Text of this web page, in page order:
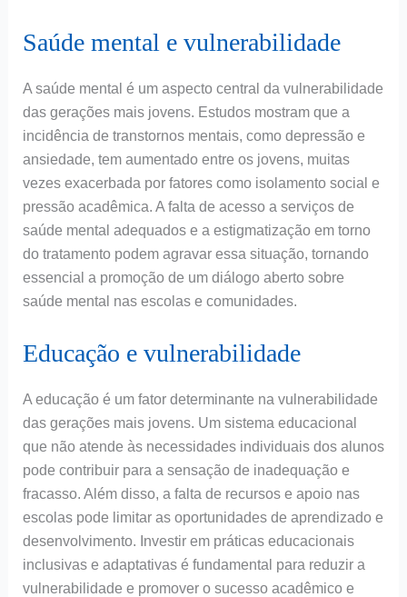
Saúde mental e vulnerabilidade
A saúde mental é um aspecto central da vulnerabilidade
das gerações mais jovens. Estudos mostram que a
incidência de transtornos mentais, como depressão e
ansiedade, tem aumentado entre os jovens, muitas
vezes exacerbada por fatores como isolamento social e
pressão acadêmica. A falta de acesso a serviços de
saúde mental adequados e a estigmatização em torno
do tratamento podem agravar essa situação, tornando
essencial a promoção de um diálogo aberto sobre
saúde mental nas escolas e comunidades.
Educação e vulnerabilidade
A educação é um fator determinante na vulnerabilidade
das gerações mais jovens. Um sistema educacional
que não atende às necessidades individuais dos alunos
pode contribuir para a sensação de inadequação e
fracasso. Além disso, a falta de recursos e apoio nas
escolas pode limitar as oportunidades de aprendizado e
desenvolvimento. Investir em práticas educacionais
inclusivas e adaptativas é fundamental para reduzir a
vulnerabilidade e promover o sucesso acadêmico e